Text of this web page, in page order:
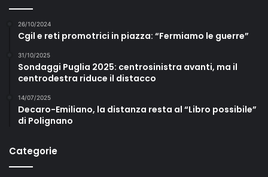
26/10/2024
Cgil e reti promotrici in piazza: “Fermiamo le guerre”
31/10/2025
Sondaggi Puglia 2025: centrosinistra avanti, ma il
centrodestra riduce il distacco
14/07/2025
Decaro-Emiliano, la distanza resta al “Libro possibile”
di Polignano
Categorie